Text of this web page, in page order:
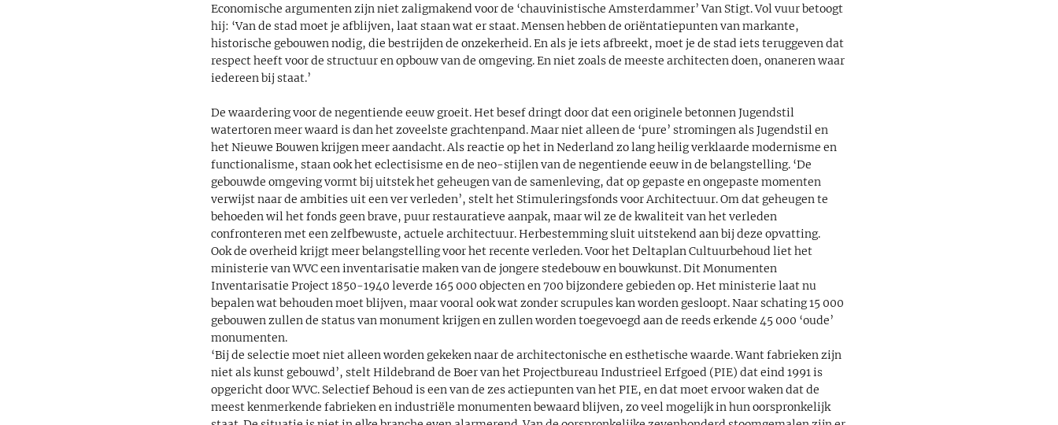
Economische argumenten zijn niet zaligmakend voor de ‘chauvinistische Amsterdammer’ Van Stigt. Vol vuur betoogt
hij: ‘Van de stad moet je afblijven, laat staan wat er staat. Mensen hebben de oriëntatiepunten van markante,
historische gebouwen nodig, die bestrijden de onzekerheid. En als je iets afbreekt, moet je de stad iets teruggeven dat
respect heeft voor de structuur en opbouw van de omgeving. En niet zoals de meeste architecten doen, onaneren waar
iedereen bij staat.’
De waardering voor de negentiende eeuw groeit. Het besef dringt door dat een originele betonnen Jugendstil
watertoren meer waard is dan het zoveelste grachtenpand. Maar niet alleen de ‘pure’ stromingen als Jugendstil en
het Nieuwe Bouwen krijgen meer aandacht. Als reactie op het in Nederland zo lang heilig verklaarde modernisme en
functionalisme, staan ook het eclectisisme en de neo-stijlen van de negentiende eeuw in de belangstelling. ‘De
gebouwde omgeving vormt bij uitstek het geheugen van de samenleving, dat op gepaste en ongepaste momenten
verwijst naar de ambities uit een ver verleden’, stelt het Stimuleringsfonds voor Architectuur. Om dat geheugen te
behoeden wil het fonds geen brave, puur restauratieve aanpak, maar wil ze de kwaliteit van het verleden
confronteren met een zelfbewuste, actuele architectuur. Herbestemming sluit uitstekend aan bij deze opvatting.
Ook de overheid krijgt meer belangstelling voor het recente verleden. Voor het Deltaplan Cultuurbehoud liet het
ministerie van WVC een inventarisatie maken van de jongere stedebouw en bouwkunst. Dit Monumenten
Inventarisatie Project 1850-1940 leverde 165 000 objecten en 700 bijzondere gebieden op. Het ministerie laat nu
bepalen wat behouden moet blijven, maar vooral ook wat zonder scrupules kan worden gesloopt. Naar schating 15 000
gebouwen zullen de status van monument krijgen en zullen worden toegevoegd aan de reeds erkende 45 000 ‘oude’
monumenten.
‘Bij de selectie moet niet alleen worden gekeken naar de architectonische en esthetische waarde. Want fabrieken zijn
niet als kunst gebouwd’, stelt Hildebrand de Boer van het Projectbureau Industrieel Erfgoed (PIE) dat eind 1991 is
opgericht door WVC. Selectief Behoud is een van de zes actiepunten van het PIE, en dat moet ervoor waken dat de
meest kenmerkende fabrieken en industriële monumenten bewaard blijven, zo veel mogelijk in hun oorspronkelijk